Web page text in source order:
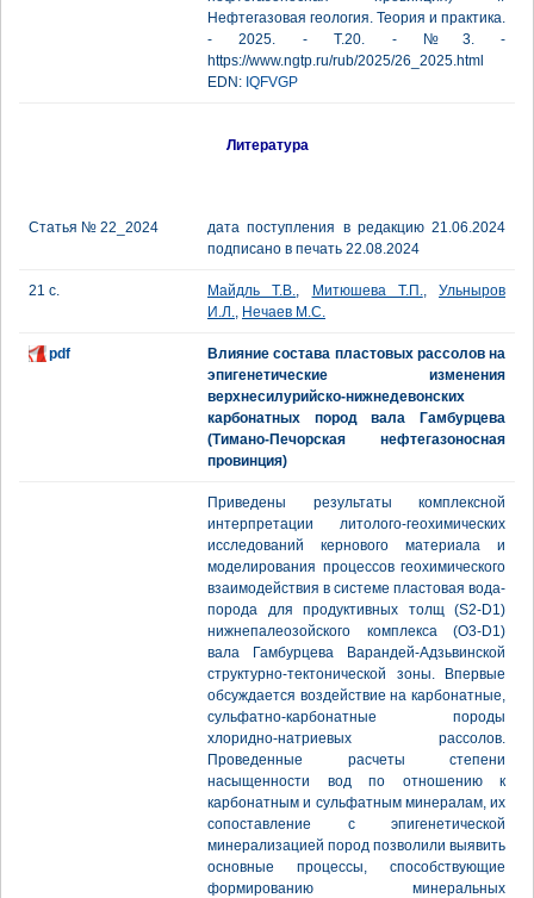
Нефтегазовая геология. Теория и практика.
- 2025. - Т.20. - №3. -
https://www.ngtp.ru/rub/2025/26_2025.html
EDN: IQFVGP
Литература
Статья № 22_2024
дата поступления в редакцию 21.06.2024
подписано в печать 22.08.2024
21 с. Майдль Т.В., Митюшева Т.П., Ульныров
И.Л., Нечаев М.С.
pdf
Влияние состава пластовых рассолов на
эпигенетические изменения
верхнесилурийско-нижнедевонских
карбонатных пород вала Гамбурцева
(Тимано-Печорская нефтегазоносная
провинция)
Приведены результаты комплексной
интерпретации литолого-геохимических
исследований кернового материала и
моделирования процессов геохимического
взаимодействия в системе пластовая вода-
порода для продуктивных толщ (S2-D1)
нижнепалеозойского комплекса (O3-D1)
вала Гамбурцева Варандей-Адзьвинской
структурно-тектонической зоны. Впервые
обсуждается воздействие на карбонатные,
сульфатно-карбонатные породы
хлоридно-натриевых рассолов.
Проведенные расчеты степени
насыщенности вод по отношению к
карбонатным и сульфатным минералам, их
сопоставление с эпигенетической
минерализацией пород позволили выявить
основные процессы, способствующие
формированию минеральных